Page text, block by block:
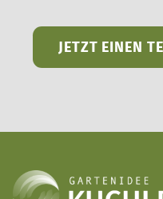
JETZT EINEN